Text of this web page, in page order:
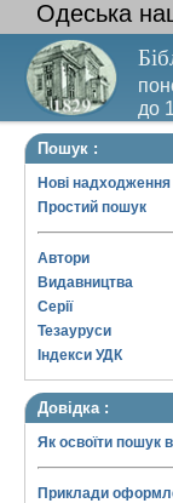
Одеська
до
Пошук :
Нові надходження
Простий пошук
Автори
Видавництва
Серії
Тезауруси
Індекси УДК
Довідка :
Як освоїти пошук
Приклади